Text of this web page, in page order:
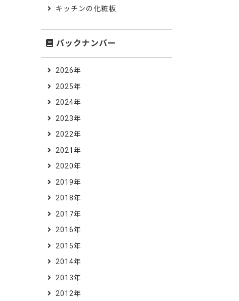
キッチンの化粧板
バックナンバー
2026年
2025年
2024年
2023年
2022年
2021年
2020年
2019年
2018年
2017年
2016年
2015年
2014年
2013年
2012年